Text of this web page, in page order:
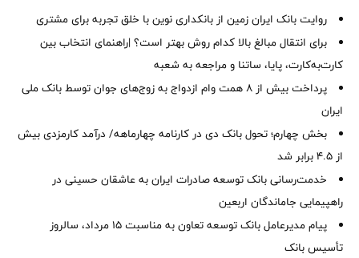
روایت بانک ایران زمین از بانکداری نوین با خلق تجربه برای مشتری
برای انتقال مبالغ بالا کدام روش بهتر است؟ |راهنمای انتخاب بین
کارت‌به‌کارت، پایا، ساتنا و مراجعه به شعبه
پرداخت بیش از ۸ همت وام ازدواج به زوج‌های جوان توسط بانک ملی
ایران
بخش چهارم؛ تحول بانک دی در کارنامه چهارماهه/ درآمد کارمزدی بیش
از ۴.۵ برابر شد
خدمت‌رسانی بانک توسعه صادرات ایران به عاشقان حسینی در
راهپیمایی جاماندگان اربعین
پیام مدیرعامل بانک توسعه تعاون به مناسبت 15 مرداد، سالروز
تأسیس بانک